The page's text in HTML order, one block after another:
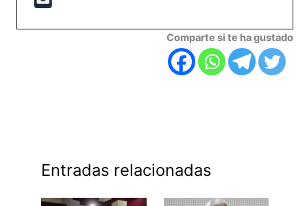
Comparte si te ha gustado
Entradas relacionadas